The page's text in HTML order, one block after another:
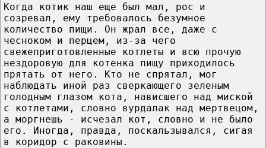
Когда котик наш еще был мал, рос и
созревал, ему требовалось безумное
количество пищи. Он жрал все, даже с
чесноком и перцем, из-за чего
свежеприготовленные котлеты и всю прочую
нездоровую для котенка пищу приходилось
прятать от него. Кто не спрятал, мог
наблюдать иной раз сверкающего зеленым
голодным глазом кота, нависшего над миской
с котлетами, словно вурдалак над мертвецом,
а моргнешь - исчезал кот, словно и не было
его. Иногда, правда, поскальзывался, сигая
в коридор с раковины.